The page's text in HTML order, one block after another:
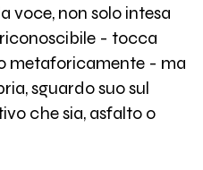
voce, non solo intesa
- tocca
metaforicamente - ma
sguardo suo sul
che sia, asfalto o